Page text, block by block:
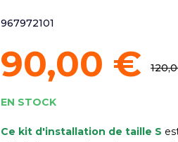
967972101
90,00 €
EN STOCK
Ce kit d'installation de taille S